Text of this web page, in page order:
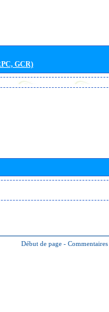
GCR)
Début de page - Commentaires